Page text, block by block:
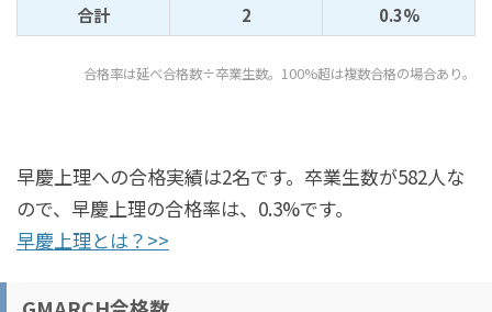
合計
2 0.3%
合格率は延べ合格数÷卒業生数。100%超は複数合格の場合あり。
早慶上理への合格実績は2名です。卒業生数が582人な
ので、早慶上理の合格率は、0.3%です。
早慶上理とは？>>